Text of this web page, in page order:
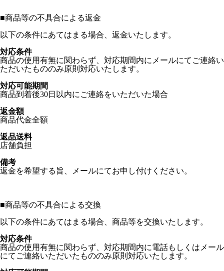
■商品等の不具合による返金
以下の条件にあてはまる場合、返金いたします。
対応条件
商品の使用有無に関わらず、対応期間内にメールにてご連絡い
ただいたもののみ原則対応いたします。
対応可能期間
商品到着後30日以内にご連絡をいただいた場合
返金額
商品代金全額
返品送料
店舗負担
備考
返金を希望する旨、メールにてお申し付けください。
■商品等の不具合による交換
以下の条件にあてはまる場合、商品等を交換いたします。
対応条件
商品の使用有無に関わらず、対応期間内に電話もしくはメール
にてご連絡いただいたもののみ原則対応いたします。